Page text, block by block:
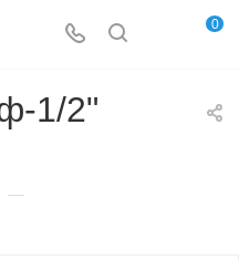
0
1/2"
—